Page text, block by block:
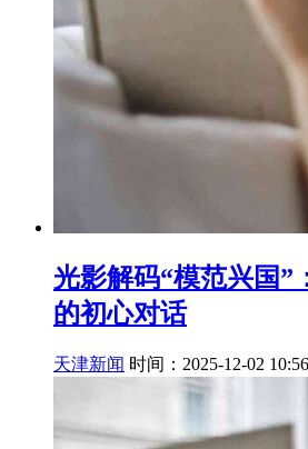
光影解码“模范兴国”
的初心对话
天津新闻 时间：2025-12-02